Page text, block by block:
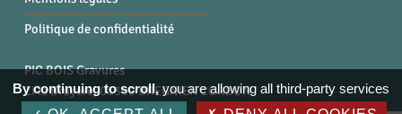
Politique de confidentialité
PIC BOIS Gravures
ZI la Bruyère, 01300 BREGNIER CORDON
By continuing to scroll,you are allowing all third-party services